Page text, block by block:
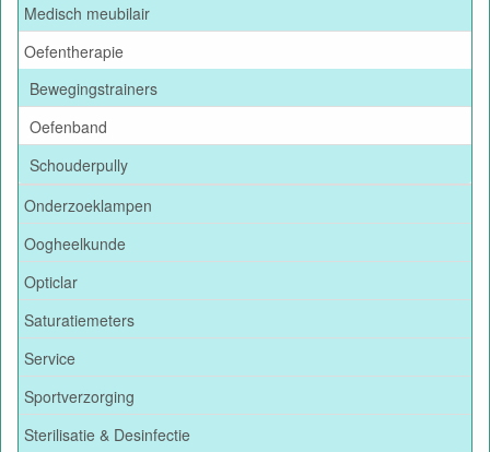
Medisch meubilair
Oefentherapie
Bewegingstrainers
Oefenband
Schouderpully
Onderzoeklampen
Oogheelkunde
Opticlar
Saturatiemeters
Service
Sportverzorging
Sterilisatie & Desinfectie